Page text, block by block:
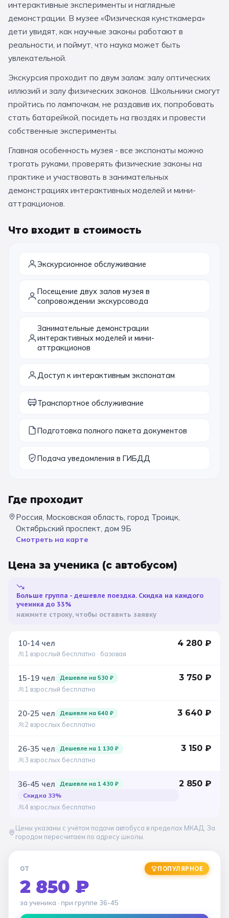
За кулисами театров
Усадьбы и заповедники Экологические
Народные промыслы Интерактивные
🎓 ПО КЛАССАМ
Все классы
Начальные классы
7 класс
Все предметы Литература
🏛️ МУЗЕИ
Москва
Подмосковье
Золотое кольцо
Великий Новгород Алтай Архангельск
Рязань Мурманск Волгоград
интерактивные эксперименты и наглядные
демонстрации. В музее «Физическая кунсткамера»
дети увидят, как научные законы работают в
реальности, и поймут, что наука может быть
увлекательной.
Экскурсия проходит по двум залам: залу оптических
иллюзий и залу физических законов. Школьники смогут
пройтись по лампочкам, не раздавив их, попробовать
стать батарейкой, посидеть на гвоздях и провести
собственные эксперименты.
Главная особенность музея - все экспонаты можно
трогать руками, проверять физические законы на
практике и участвовать в занимательных
демонстрациях интерактивных моделей и мини-
аттракционов.
Что входит в стоимость
Экскурсионное обслуживание
Посещение двух залов музея в
сопровождении экскурсовода
Занимательные демонстрации
интерактивных моделей и мини-
аттракционов
Доступ к интерактивным экспонатам
Транспортное обслуживание
Подготовка полного пакета документов
Подача уведомления в ГИБДД
Где проходит
Россия, Московская область, город Троицк,
Октябрьский проспект, дом 9Б
Смотреть на карте
Цена за ученика (с автобусом)
Больше группа - дешевле поездка. Скидка на каждого
ученика до 33%
нажмите строку, чтобы оставить заявку
10-14 чел
1 взрослый бесплатно · базовая
4 280 ₽
15-19 чел Дешевле на 530 ₽
1 взрослый бесплатно
3 750 ₽
20-25 чел Дешевле на 640 ₽
2 взрослых бесплатно
3 640 ₽
26-35 чел Дешевле на 1 130 ₽
3 взрослых бесплатно
3 150 ₽
36-45 чел
Скидка 33%
Дешевле на 1 430 ₽
4 взрослых бесплатно
2 850 ₽
Цены указаны с учётом подачи автобуса в пределах МКАД. За
городом пересчитаем по адресу школы.
ОТ ПОПУЛЯРНОЕ
2 850 ₽
за ученика · при группе 36-45